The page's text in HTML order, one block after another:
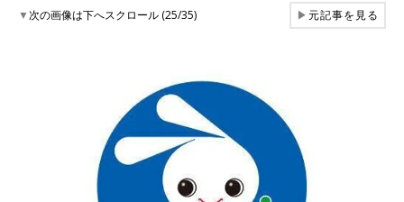
▼次の画像は下へスクロール (25/35) ▶元記事を見る